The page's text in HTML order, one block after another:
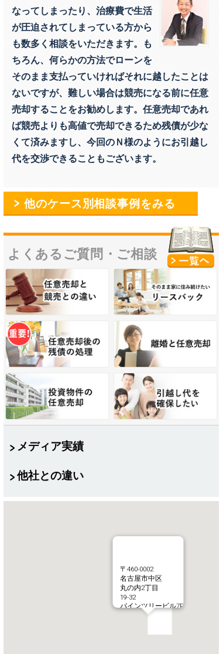
よくあるご質問・ ご相談
メディア実績
他社との違い
〒460-0002
名古屋市中区
丸の内2丁目
19-32
パインツリービル7F
なってしまったり、治療費で生活
が圧迫されてしまっている方から
も数多く相談をいただきます。も
ちろん、何らかの方法でローンを
そのまま支払っていければそれに越したことは
ないですが、難しい場合は競売になる前に任意
売却することをお勧めします。任意売却であれ
ば競売よりも高値で売却できるため残債が少な
くて済みますし、今回のＮ様のようにお引越し
代を交渉できることもございます。
他のケース別相談事例をみる